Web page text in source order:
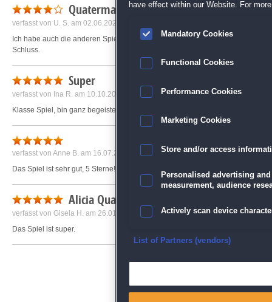
Quatermain 4
verfasst von U. S. am 02.06.2020 um 02:45
Ich habe auch die anderen Spiele der Serie und bin sehr zufrieden damit.
Schluss.
Super
verfasst von Ina R. am 10.10.2019 um 15:32
Klasse Spiel, bin ganz begeistert
verfasst von Anne B. am 16.07.2020 um 12:56
Das Spiel ist sehr gut, 5 Sterne!
Alicia Quatermain 4
verfasst von Gisela H. am 26.01.2024 um 14:32
Das Spiel ist super.
have effect within our Website. For
Mandatory Cookies
Functional Cookies
Performance Cookies
Marketing Cookies
Store and/or access
Personalised advertising
measurement, audience
Actively scan device
Ensure security, prevent
List of Partners (vendors)